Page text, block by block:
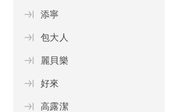
添寧
包大人
麗貝樂
好來
高露潔